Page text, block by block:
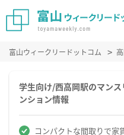
富山ウィークリードットコム
学生向け/西高岡駅のマン
ンション情報
コンパクトな間取りで家